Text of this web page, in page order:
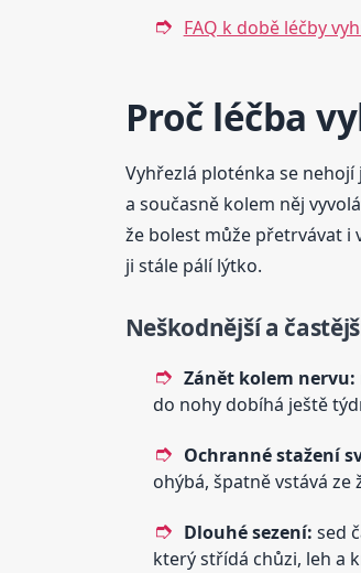
FAQ k době léčby
Proč léčba
Vyhřezlá ploténka se
a současně kolem něj
že bolest může přetrvávat i
ji stále pálí lýtko.
Neškodnější a
Zánět kolem nervu:
do nohy dobíhá ještě
Ochranné stažení
ohýbá, špatně vstává ze
Dlouhé sezení: sed
který střídá chůzi, leh a